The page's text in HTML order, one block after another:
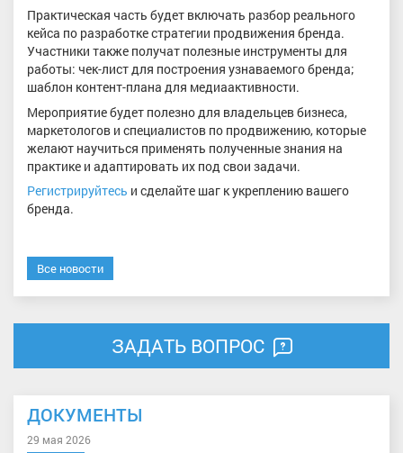
Практическая часть будет включать разбор реального
кейса по разработке стратегии продвижения бренда.
Участники также получат полезные инструменты для
работы: чек-лист для построения узнаваемого бренда;
шаблон контент-плана для медиаактивности.
Мероприятие будет полезно для владельцев бизнеса,
маркетологов и специалистов по продвижению, которые
желают научиться применять полученные знания на
практике и адаптировать их под свои задачи.
Регистрируйтесь и сделайте шаг к укреплению вашего
бренда.
Все новости
ЗАДАТЬ ВОПРОС
ДОКУМЕНТЫ
29 мая 2026